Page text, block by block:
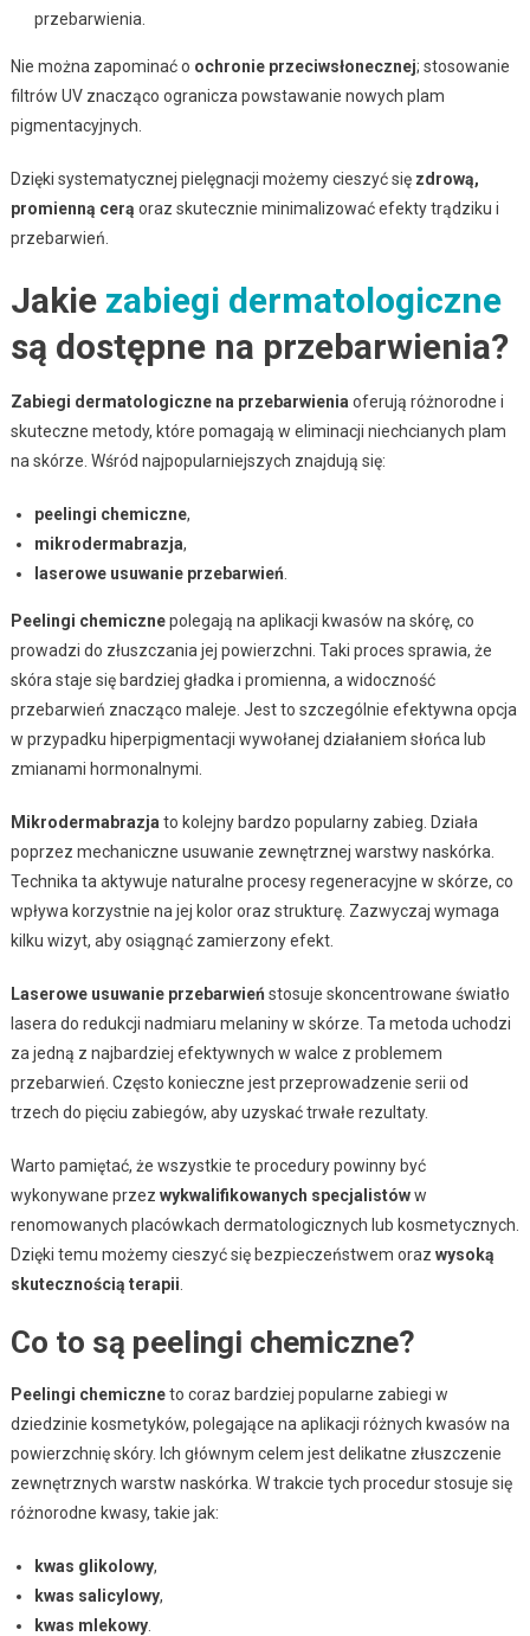
przebarwienia.
Nie można zapominać o ochronie przeciwsłonecznej; stosowanie
filtrów UV znacząco ogranicza powstawanie nowych plam
pigmentacyjnych.
Dzięki systematycznej pielęgnacji możemy cieszyć się zdrową,
promienną cerą oraz skutecznie minimalizować efekty trądziku i
przebarwień.
Jakie zabiegi dermatologiczne
są dostępne na przebarwienia?
Zabiegi dermatologiczne na przebarwienia oferują różnorodne i
skuteczne metody, które pomagają w eliminacji niechcianych plam
na skórze. Wśród najpopularniejszych znajdują się:
peelingi chemiczne,
mikrodermabrazja,
laserowe usuwanie przebarwień
Peelingi chemicznepolegają na aplikacji kwasów na skórę, co
prowadzi do złuszczania jej powierzchni. Taki proces sprawia, że
skóra staje się bardziej gładka i promienna, a widoczność
przebarwień znacząco maleje. Jest to szczególnie efektywna opcja
w przypadku hiperpigmentacji wywołanej działaniem słońca lub
zmianami hormonalnymi.
Mikrodermabrazja to kolejny bardzo popularny zabieg. Działa
poprzez mechaniczne usuwanie zewnętrznej warstwy naskórka.
Technika ta aktywuje naturalne procesy regeneracyjne w skórze, co
wpływa korzystnie na jej kolor oraz strukturę. Zazwyczaj wymaga
kilku wizyt, aby osiągnąć zamierzony efekt.
Laserowe usuwanie przebarwień stosuje skoncentrowane światło
lasera do redukcji nadmiaru melaniny w skórze. Ta metoda uchodzi
za jedną z najbardziej efektywnych w walce z problemem
przebarwień. Często konieczne jest przeprowadzenie serii od
trzech do pięciu zabiegów, aby uzyskać trwałe rezultaty.
Warto pamiętać, że wszystkie te procedury powinny być
wykonywane przez wykwalifikowanych specjalistóww
renomowanych placówkach dermatologicznych lub kosmetycznych.
Dzięki temu możemy cieszyć się bezpieczeństwem oraz wysoką
skutecznością terapii
Co to są peelingi chemiczne?
Peelingi chemiczneto coraz bardziej popularne zabiegi w
dziedzinie kosmetyków, polegające na aplikacji różnych kwasów na
powierzchnię skóry. Ich głównym celem jest delikatne złuszczenie
zewnętrznych warstw naskórka. W trakcie tych procedur stosuje się
różnorodne kwasy, takie jak:
kwas glikolowy,
kwas salicylowy,
kwas mlekowy.